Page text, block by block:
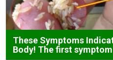
These Symptoms
Body! The first